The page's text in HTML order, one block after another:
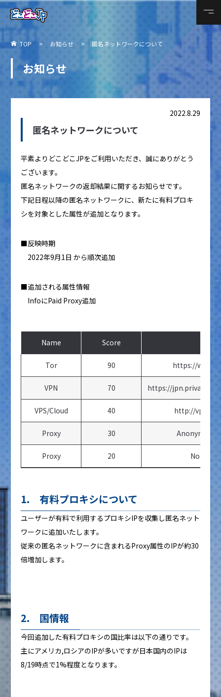
TOP お知らせ 匿名ネットワークについて
お知らせ
2022.8.29
匿名ネットワークについて
平素よりどこどこJPをご利用いただき、誠にありがとう
ございます。
匿名ネットワークの返却結果に関するお知らせです。
下記日程以降の匿名ネットワークに、新たに有料プロキ
シを対象とした属性が追加となります。
■反映時期
2022年9月1日 から順次追加
■追加される属性情報
InfoにPaid Proxy追加
Name Score
Tor 90 https://
VPN 70 https://
VPS/Cloud 40 http://
Proxy 30 Anonymous
Proxy 20 Non-
1. 有料プロキシについて
ユーザーが有料で利用するプロキシIPを収集し匿名ネット
ワークに追加いたします。
従来の匿名ネットワークに含まれるProxy属性のIPが約30
倍増加します。
2. 国情報
今回追加した有料プロキシの国比率は以下の通りです。
主にアメリカ,ロシアのIPが多いですが日本国内のIPは
8/19時点で1%程度となります。